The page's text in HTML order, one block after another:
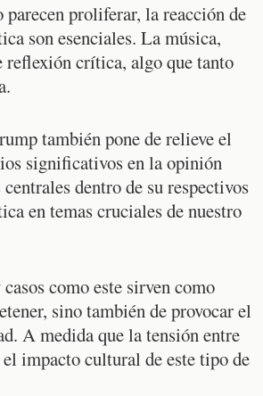
proliferar, la reacción de
son esenciales. La música,
reflexión crítica, algo que tanto
también pone de relieve el
significativos en la opinión
dentro de su respectivos
en temas cruciales de nuestro
como este sirven como
sino también de provocar el
A medida que la tensión entre
impacto cultural de este tipo de